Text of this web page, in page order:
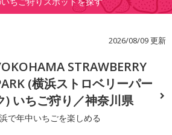
2026/08/09 更新
STRAWBERRY
(横浜ストロベリーパー
) いちご狩り／神奈川県
で年中いちごを楽しめる